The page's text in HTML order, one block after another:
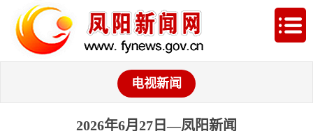
电视新闻
2026年6月27日—凤阳新闻